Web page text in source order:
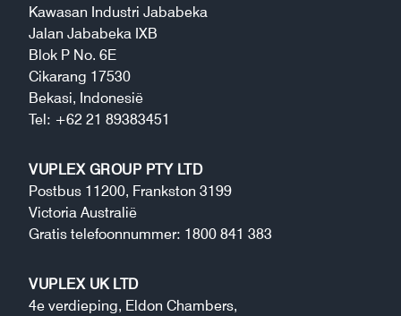
Kawasan Industri Jababeka
Jalan Jababeka IXB
Blok P No. 6E
Cikarang 17530
Bekasi, Indonesië
Tel: +62 21 89383451
VUPLEX GROUP PTY LTD
Postbus 11200, Frankston 3199
Victoria Australië
Gratis telefoonnummer: 1800 841 383
VUPLEX UK LTD
4e verdieping, Eldon Chambers,